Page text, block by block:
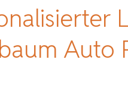
Auto